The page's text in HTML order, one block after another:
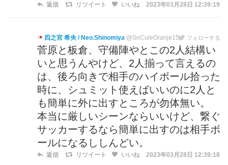
返信 リツイート いいね 2023年03月28日 12:39:19
四之宮 希央 / Neo.Shinomiya @SnCuleOranje15 フォローする
菅原と板倉、守備陣やとこの2人結構い
いと思うんやけど、2人揃って言えるの
は、後ろ向きで相手のハイボール拾った
時に、シュミット使えばいいのに2人と
も簡単に外に出すところが勿体無い。
本当に厳しいシーンならいいけど、繋ぐ
サッカーするなら簡単に出すのは相手ボ
ールになるししんどい。
返信 リツイート いいね 2023年03月28日 12:39:18